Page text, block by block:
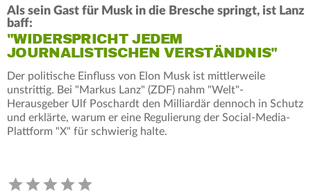
Als sein Gast für Musk in die Bresche springt, ist Lanz
baff:
"WIDERSPRICHT JEDEM
JOURNALISTISCHEN VERSTÄNDNIS"
Der politische Einfluss von Elon Musk ist mittlerweile
unstrittig. Bei "Markus Lanz" (ZDF) nahm "Welt"-
Herausgeber Ulf Poschardt den Milliardär dennoch in Schutz
und erklärte, warum er eine Regulierung der Social-Media-
Plattform "X" für schwierig halte.